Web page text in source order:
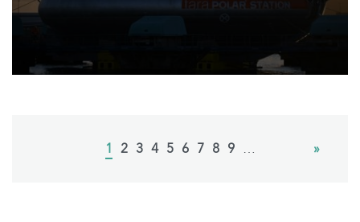
Current
1 Page
2 Page
3 Page
4 Page
5 Page
6 Page
7 Page
8 Page
9 …
Next
»